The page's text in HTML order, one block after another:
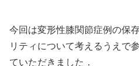
今回は変形性膝関節症例の保
リティについて考えるうえで
ていただきました．